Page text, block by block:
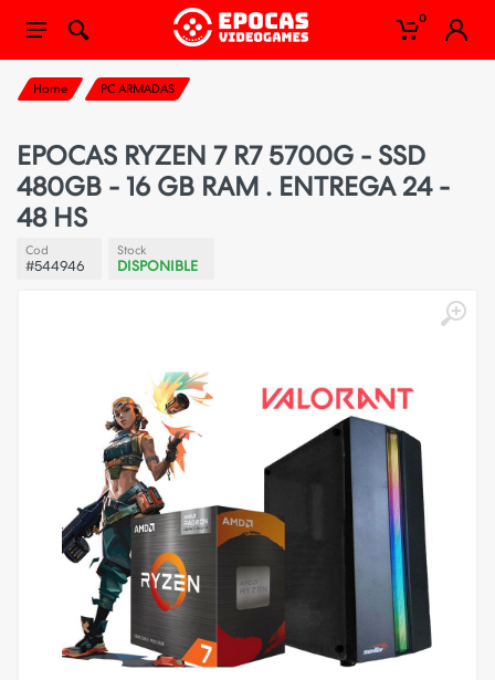
0
Home PC ARMADAS
EPOCAS RYZEN 7 R7 5700G - SSD
480GB - 16 GB RAM . ENTREGA 24 -
48 HS
Cod
#544946
Stock
DISPONIBLE